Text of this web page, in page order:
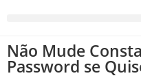
Não Mude
Password se